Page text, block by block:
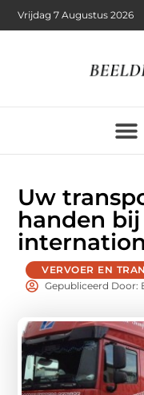
Vrijdag 7 Augustus 2026
Uw
handen
VERVOER EN
Gepubliceerd Door: